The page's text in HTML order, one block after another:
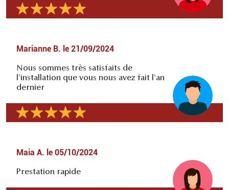
Marianne B. le 21/09/2024
Nous sommes très satisfaits de
l'installation que vous nous avez fait l'an
dernier
Maia A. le 05/10/2024
Prestation rapide